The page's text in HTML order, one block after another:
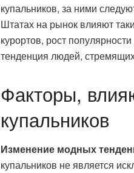
купальников, за ними
Штатах на рынок влияют
курортов, рост
тенденция людей,
Факторы,
купальников
Изменение модных
купальников не является